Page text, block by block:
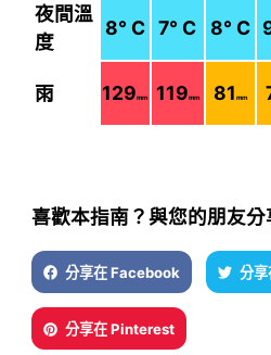
夜間溫
度
8° C 7° C 8° C
雨 129mm 119mm 81 mm
喜歡本指南？與您的朋友分
分享在 Facebook 分
分享在 Pinterest